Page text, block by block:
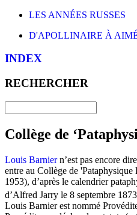
LES ANNÉES RUSSES
D'APOLLINAIRE À
INDEX
RECHERCHER
Collège de
Louis Barniern’est pas encore
entre au Collège de
1953), d’après le calendrier
d’Alfred Jarry le 8 septembre
Louis Barnier est nommé